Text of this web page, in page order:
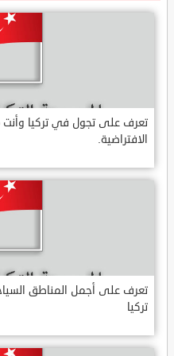
تعرف على تجول في تركيا
الافتراضية.
تعرف على أجمل المناطق
تركيا